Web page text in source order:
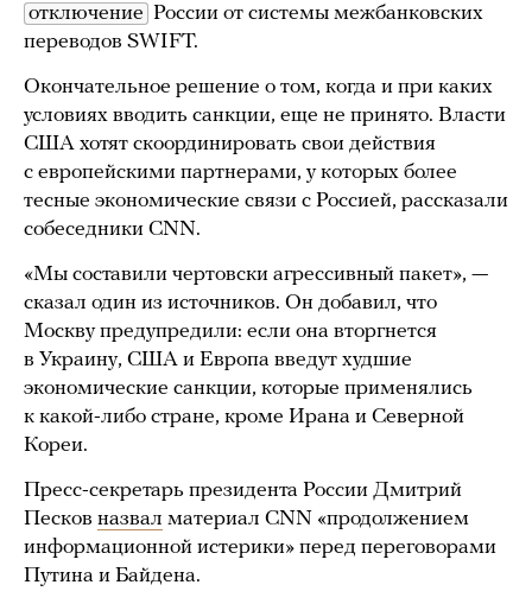
отключение России от системы межбанковских
переводов SWIFT.
Окончательное решение о том, когда и при каких
условиях вводить санкции, еще не принято. Власти
США хотят скоординировать свои действия
с европейскими партнерами, у которых более
тесные экономические связи с Россией, рассказали
собеседники CNN.
«Мы составили чертовски агрессивный пакет», —
сказал один из источников. Он добавил, что
Москву предупредили: если она вторгнется
в Украину, США и Европа введут худшие
экономические санкции, которые применялись
к какой-либо стране, кроме Ирана и Северной
Кореи.
Пресс-секретарь президента России Дмитрий
Песков назвал материал CNN «продолжением
информационной истерики» перед переговорами
Путина и Байдена.